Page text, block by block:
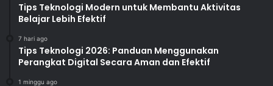
Tips Teknologi Modern untuk Membantu Aktivitas
Belajar Lebih Efektif
7 hari ago
Tips Teknologi 2026: Panduan Menggunakan
Perangkat Digital Secara Aman dan Efektif
1 minggu ago